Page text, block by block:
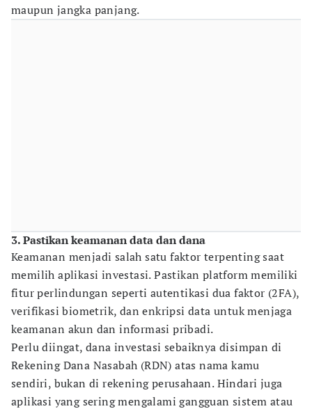
maupun jangka panjang.
3. Pastikan keamanan data dan dana
Keamanan menjadi salah satu faktor terpenting saat
memilih aplikasi investasi. Pastikan platform memiliki
fitur perlindungan seperti autentikasi dua faktor (2FA),
verifikasi biometrik, dan enkripsi data untuk menjaga
keamanan akun dan informasi pribadi.
Perlu diingat, dana investasi sebaiknya disimpan di
Rekening Dana Nasabah (RDN) atas nama kamu
sendiri, bukan di rekening perusahaan. Hindari juga
aplikasi yang sering mengalami gangguan sistem atau